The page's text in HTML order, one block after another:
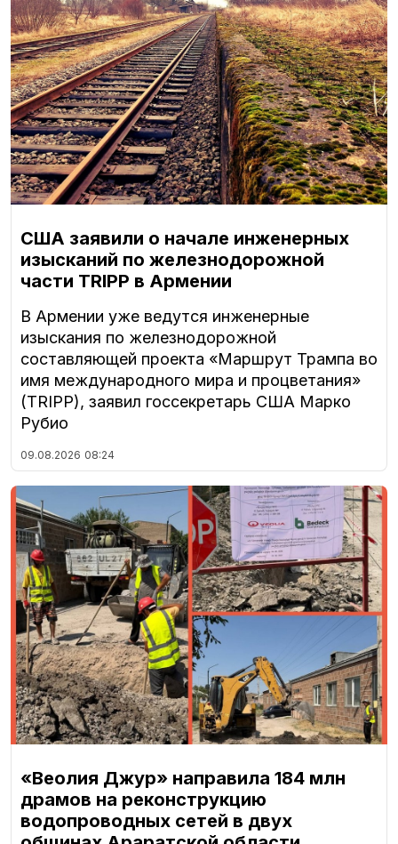
США заявили о начале инженерных
изысканий по железнодорожной
части TRIPP в Армении
В Армении уже ведутся инженерные
изыскания по железнодорожной
составляющей проекта «Маршрут Трампа во
имя международного мира и процветания»
(TRIPP), заявил госсекретарь США Марко
Рубио
09.08.2026 08:24
«Веолия Джур» направила 184 млн
драмов на реконструкцию
водопроводных сетей в двух